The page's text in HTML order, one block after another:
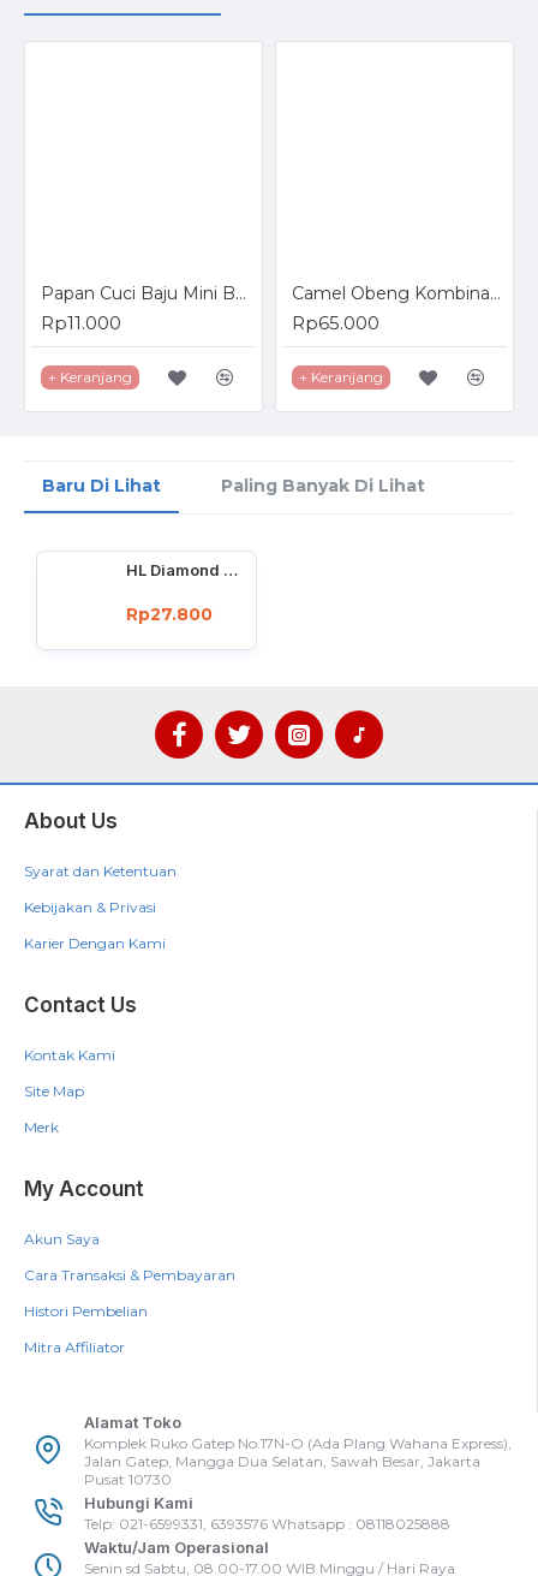
Papan Cuci Baju Mini Bahan Plastik
Rp11.000
+ Keranjang
Camel Obeng Kombinasi Plus Minus 6 Pcs Combination Screwdriver Set
Rp65.000
+ Keranjang
Baru Di Lihat Paling Banyak Di Lihat
HL Diamond Cutting Wheel 4 Inch x 1mm Batu Potong Kaca 4Inch
Rp27.800
About Us
Syarat dan Ketentuan
Kebijakan & Privasi
Karier Dengan Kami
Contact Us
Kontak Kami
Site Map
Merk
My Account
Akun Saya
Cara Transaksi & Pembayaran
Histori Pembelian
Mitra Affiliator
Alamat Toko
Komplek Ruko Gatep No.17N-O (Ada Plang Wahana Express),
Jalan Gatep, Mangga Dua Selatan, Sawah Besar, Jakarta
Pusat 10730
Hubungi Kami
Telp: 021-6599331, 6393576 Whatsapp : 08118025888
Waktu/Jam Operasional
Senin sd Sabtu, 08.00-17.00 WIB Minggu / Hari Raya